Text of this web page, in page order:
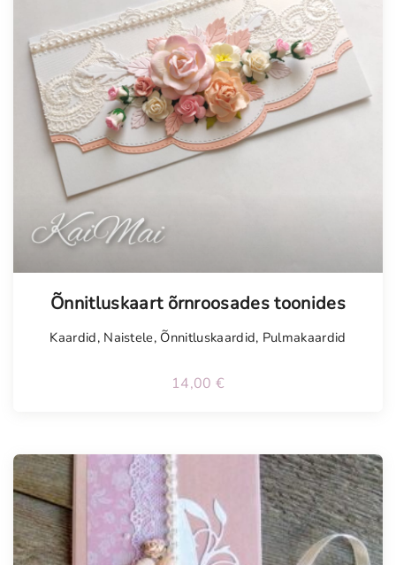
Tellimisel
Õnnitluskaart õrnroosades toonides
Kaardid, Naistele, Õnnitluskaardid, Pulmakaardid
14,00 €